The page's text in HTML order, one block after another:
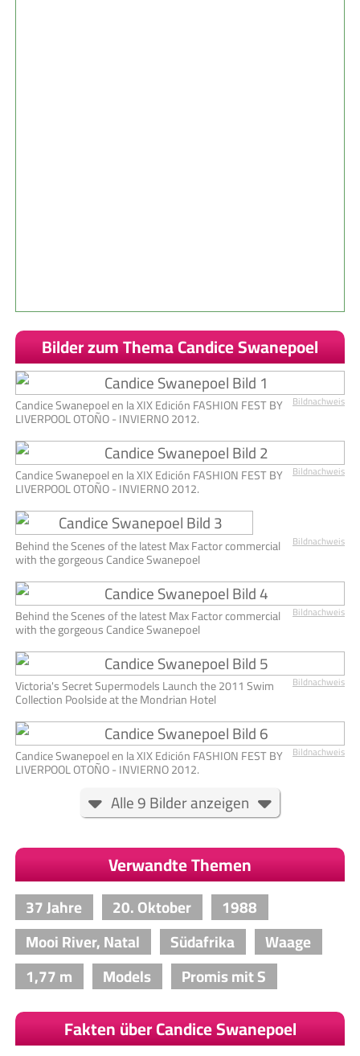
Bilder zum Thema Candice Swanepoel
Bildnachweis
Candice Swanepoel en la XIX Edición FASHION FEST BY
LIVERPOOL OTOÑO - INVIERNO 2012.
Bildnachweis
Candice Swanepoel en la XIX Edición FASHION FEST BY
LIVERPOOL OTOÑO - INVIERNO 2012.
Bildnachweis
Behind the Scenes of the latest Max Factor commercial
with the gorgeous Candice Swanepoel
Bildnachweis
Behind the Scenes of the latest Max Factor commercial
with the gorgeous Candice Swanepoel
Bildnachweis
Victoria's Secret Supermodels Launch the 2011 Swim
Collection Poolside at the Mondrian Hotel
Bildnachweis
Candice Swanepoel en la XIX Edición FASHION FEST BY
LIVERPOOL OTOÑO - INVIERNO 2012.
Alle 9 Bilder anzeigen
Verwandte Themen
37 Jahre 20. Oktober
1988
Mooi River, Natal
Südafrika
Waage
1,77 m
Models Promis mit S
Fakten über Candice Swanepoel